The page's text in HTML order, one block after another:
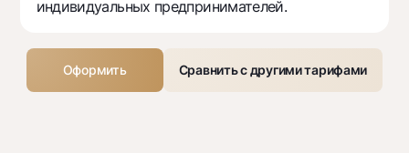
индивидуальных предпринимателей.
Оформить Сравнить с другими тарифами